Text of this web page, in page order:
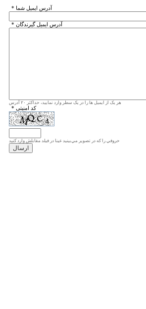
* آدرس ايميل شما
* آدرس ايميل گيرندگان
هر یک از ایمیل ها را در یک سطر وارد نمایید، حداکثر ۲۰ آدرس
* کد امنیتی
حروفي را كه در تصوير مي‌بينيد عينا در فيلد مقابلش وارد كنيد